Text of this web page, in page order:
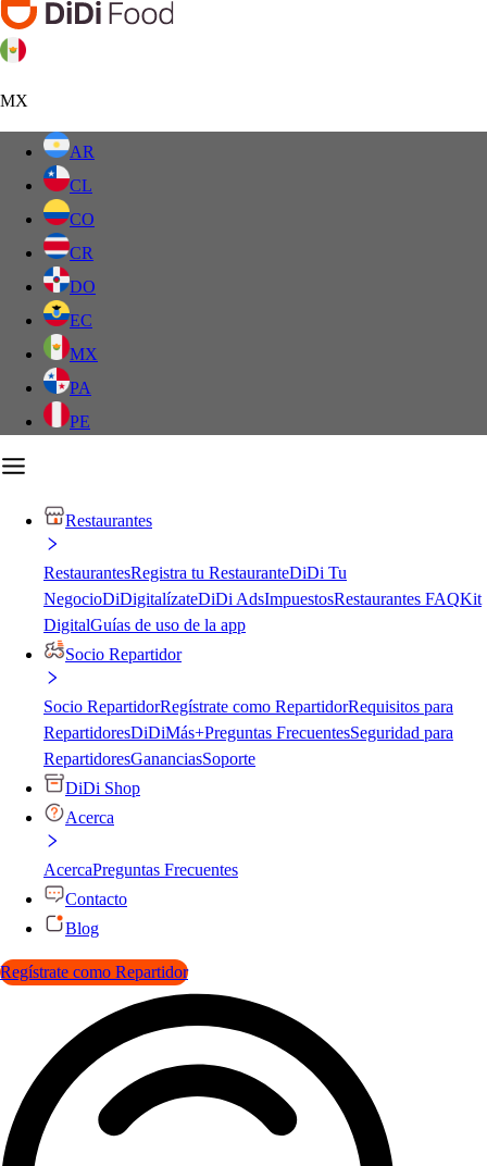
MX
AR
CL
CO
CR
DO
EC
MX
PA
PE
Restaurantes
RestaurantesRegistra tu RestauranteDiDi Tu
NegocioDiDigitalízateDiDi AdsImpuestosRestaurantes FAQKit
DigitalGuías de uso de la app
Socio Repartidor
Socio RepartidorRegístrate como RepartidorRequisitos para
RepartidoresDiDiMás+Preguntas FrecuentesSeguridad para
RepartidoresGananciasSoporte
DiDi Shop
Acerca
AcercaPreguntas Frecuentes
Contacto
Blog
Regístrate como Repartidor